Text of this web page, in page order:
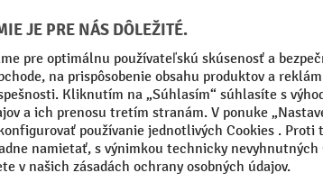
Regál podľa normy
Rozšíriteľné pomocou
nadstavbového poľa